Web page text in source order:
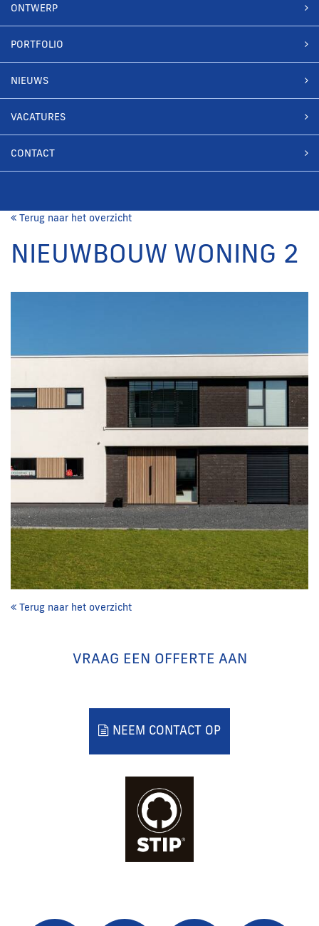
ONTWERP
PORTFOLIO
NIEUWS
VACATURES
CONTACT
Terug naar het overzicht
NIEUWBOUW WONING 2
Terug naar het overzicht
VRAAG EEN OFFERTE AAN
NEEM CONTACT OP